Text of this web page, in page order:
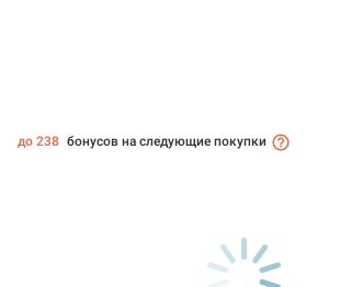
до 238 бонусов на следующие покупки